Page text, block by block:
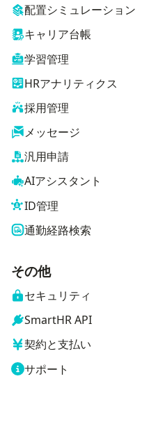
配置シミュレーション
キャリア台帳
学習管理
HRアナリティクス
採用管理
メッセージ
汎用申請
AIアシスタント
ID管理
通勤経路検索
その他
セキュリティ
SmartHR API
契約と支払い
サポート